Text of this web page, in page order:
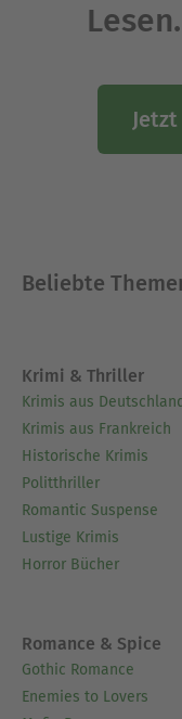
Beliebte
Krimi & Thriller
Krimis aus Deutschland
Krimis aus Frankreich
Historische Krimis
Politthriller
Romantic Suspense
Lustige Krimis
Horror Bücher
Romance & Spice
Gothic Romance
Enemies to Lovers